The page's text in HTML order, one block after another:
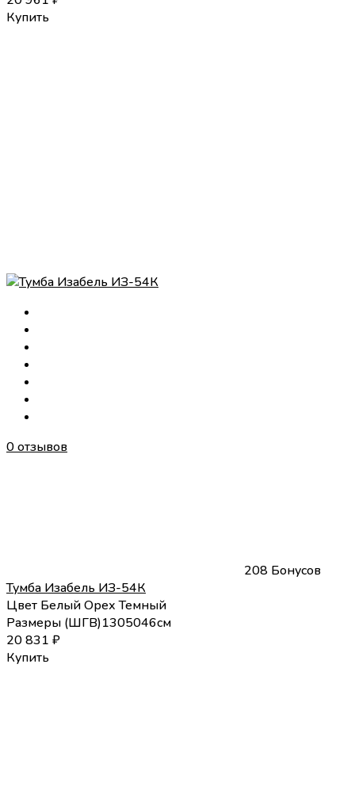
Купить
0 отзывов
208 Бонусов
Тумба Изабель ИЗ-54К
Цвет БелыйОрех Темный
Размеры (ШГВ)1305046см
20 831 ₽
Купить